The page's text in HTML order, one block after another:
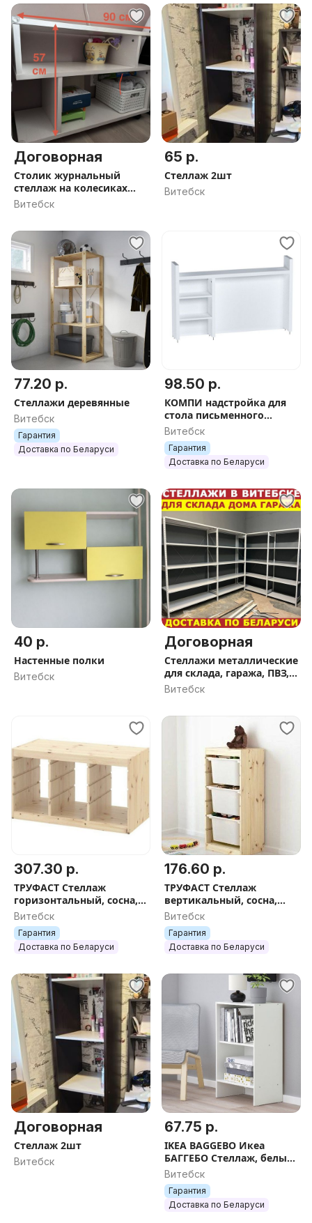
Договорная
Столик журнальный
стеллаж на колесиках
полка тумба
Витебск
65 р.
Стеллаж 2шт
Витебск
77.20 р.
Стеллажи деревянные
Витебск
Гарантия
Доставка по Беларуси
98.50 р.
КОМПИ надстройка для
стола письменного
105х65х17, белый
Витебск
Гарантия
Доставка по Беларуси
40 р.
Настенные полки
Витебск
Договорная
Стеллажи металлические
для склада, гаража, ПВЗ,
торговые в Витебске
Витебск
307.30 р.
ТРУФАСТ Стеллаж
горизонтальный, сосна,
95x44x52 см
Витебск
Гарантия
Доставка по Беларуси
176.60 р.
ТРУФАСТ Стеллаж
вертикальный, сосна,
91х44х30 см.
Витебск
Гарантия
Доставка по Беларуси
Договорная
Стеллаж 2шт
Витебск
67.75 р.
IKEA BAGGEBO Икеа
БАГГЕБО Стеллаж, белый,
50x30x80 см
Витебск
Гарантия
Доставка по Беларуси